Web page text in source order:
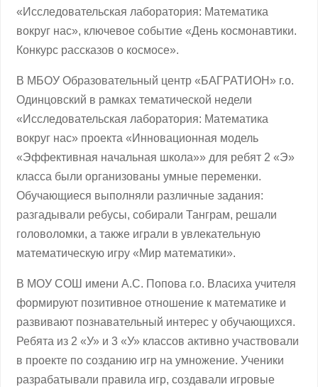
«Исследовательская лаборатория: Математика
вокруг нас», ключевое событие «День космонавтики.
Конкурс рассказов о космосе».
В МБОУ Образовательный центр «БАГРАТИОН» г.о.
Одинцовский в рамках тематической недели
«Исследовательская лаборатория: Математика
вокруг нас» проекта «Инновационная модель
«Эффективная начальная школа»» для ребят 2 «Э»
класса были организованы умные переменки.
Обучающиеся выполняли различные задания:
разгадывали ребусы, собирали Танграм, решали
головоломки, а также играли в увлекательную
математическую игру «Мир математики».
В МОУ СОШ имени А.С. Попова г.о. Власиха учителя
формируют позитивное отношение к математике и
развивают познавательный интерес у обучающихся.
Ребята из 2 «У» и 3 «У» классов активно участвовали
в проекте по созданию игр на умножение. Ученики
разрабатывали правила игр, создавали игровые